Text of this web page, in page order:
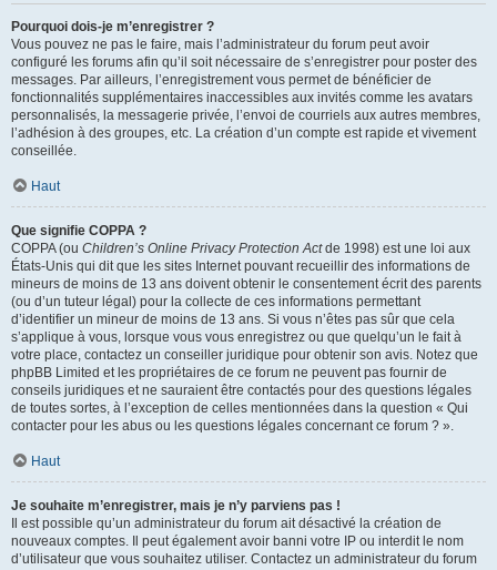
Pourquoi dois-je m’enregistrer ?
Vous pouvez ne pas le faire, mais l’administrateur du forum peut avoir
configuré les forums afin qu’il soit nécessaire de s’enregistrer pour poster des
messages. Par ailleurs, l’enregistrement vous permet de bénéficier de
fonctionnalités supplémentaires inaccessibles aux invités comme les avatars
personnalisés, la messagerie privée, l’envoi de courriels aux autres membres,
l’adhésion à des groupes, etc. La création d’un compte est rapide et vivement
conseillée.
Haut
Que signifie COPPA ?
COPPA (ou Children’s Online Privacy Protection Actde 1998) est une loi aux
États-Unis qui dit que les sites Internet pouvant recueillir des informations de
mineurs de moins de 13 ans doivent obtenir le consentement écrit des parents
(ou d’un tuteur légal) pour la collecte de ces informations permettant
d’identifier un mineur de moins de 13 ans. Si vous n’êtes pas sûr que cela
s’applique à vous, lorsque vous vous enregistrez ou que quelqu’un le fait à
votre place, contactez un conseiller juridique pour obtenir son avis. Notez que
phpBB Limited et les propriétaires de ce forum ne peuvent pas fournir de
conseils juridiques et ne sauraient être contactés pour des questions légales
de toutes sortes, à l’exception de celles mentionnées dans la question « Qui
contacter pour les abus ou les questions légales concernant ce forum ? ».
Haut
Je souhaite m’enregistrer, mais je n’y parviens pas !
Il est possible qu’un administrateur du forum ait désactivé la création de
nouveaux comptes. Il peut également avoir banni votre IP ou interdit le nom
d’utilisateur que vous souhaitez utiliser. Contactez un administrateur du forum